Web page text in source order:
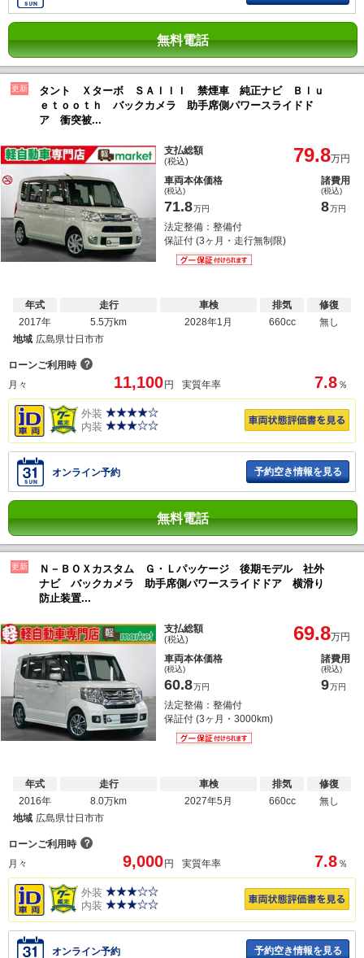
無料電話
更新
タント Ｘターボ ＳＡＩＩＩ 禁煙車 純正ナビ Ｂｌｕ
ｅｔｏｏｔｈ バックカメラ 助手席側パワースライドド
ア 衝突被...
支払総額
(税込) 79.8万円
車両本体価格
(税込)
71.8万円
諸費用
(税込)
8万円
法定整備：整備付
保証付 (3ヶ月・走行無制限)
年式
2017年
走行
5.5万km
車検
2028年1月
排気
660cc
修復
無し
地域 広島県廿日市市
ローンご利用時 ？
月々
11,100 円 実質年率 7.8 ％
外装
内装
オンライン予約 予約空き情報を見る
無料電話
更新
Ｎ－ＢＯＸカスタム Ｇ・Ｌパッケージ 後期モデル 社外
ナビ バックカメラ 助手席側パワースライドドア 横滑り
防止装置...
支払総額
(税込) 69.8万円
車両本体価格
(税込)
60.8万円
諸費用
(税込)
9万円
法定整備：整備付
保証付 (3ヶ月・3000km)
年式
2016年
走行
8.0万km
車検
2027年5月
排気
660cc
修復
無し
地域 広島県廿日市市
ローンご利用時 ？
月々
9,000円 実質年率 7.8 ％
外装
内装
オンライン予約 予約空き情報を見る